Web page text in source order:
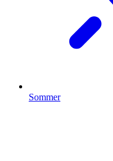
Sommer